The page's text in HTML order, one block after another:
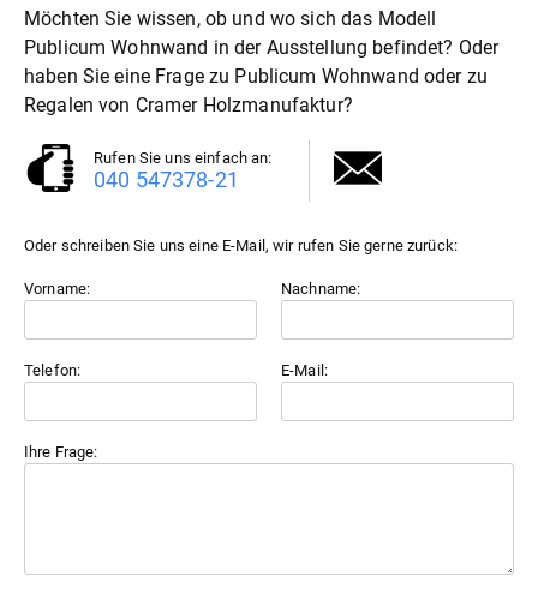
Möchten Sie wissen, ob und wo sich das Modell
Publicum Wohnwand in der Ausstellung befindet? Oder
haben Sie eine Frage zu Publicum Wohnwand oder zu
Regale
von Cramer Holzmanufaktur?
Rufen Sie uns einfach an:
040 547378-21
Oder schreiben Sie uns eine E-Mail, wir rufen Sie gerne zurück:
Vorname: Nachname:
Telefon: E-Mail:
Ihre Frage: